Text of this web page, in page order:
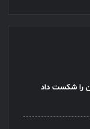
را شکست داد